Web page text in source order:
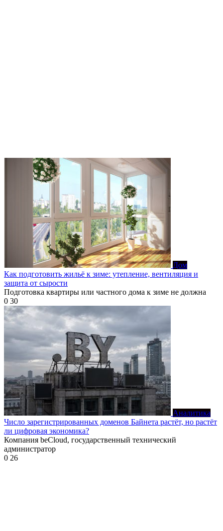
Дом
Как подготовить жильё к зиме: утепление, вентиляция и
защита от сырости
Подготовка квартиры или частного дома к зиме не должна
0 30
Аналитика
Число зарегистрированных доменов Байнета растёт, но растёт
ли цифровая экономика?
Компания beCloud, государственный технический
администратор
0 26